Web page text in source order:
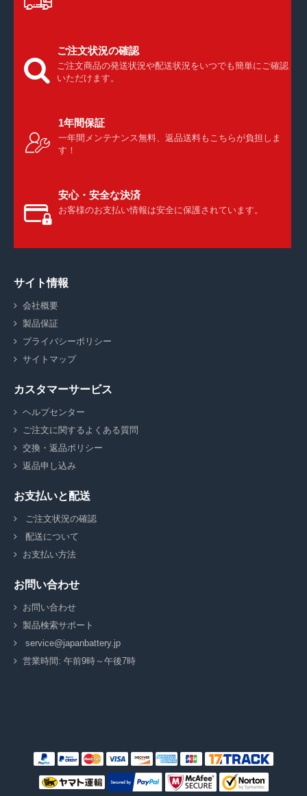
ご注文状況の確認
ご注文商品の発送状況や配送状況をいつでも簡単にご確認
いただけます。
1年間保証
一年間メンテナンス無料、返品送料もこちらが負担しま
す！
安心・安全な決済
お客様のお支払い情報は安全に保護されています。
サイト情報
会社概要
製品保証
プライバシーポリシー
サイトマップ
カスタマーサービス
ヘルプセンター
ご注文に関するよくある質問
交換・返品ポリシー
返品申し込み
お支払いと配送
ご注文状況の確認
配送について
お支払い方法
お問い合わせ
お問い合わせ
製品検索サポート
service@japanbattery.jp
営業時間: 午前9時～午後7時